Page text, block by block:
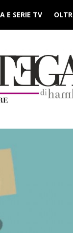
E SERIE TV